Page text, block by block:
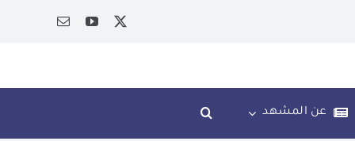
عن المشهد